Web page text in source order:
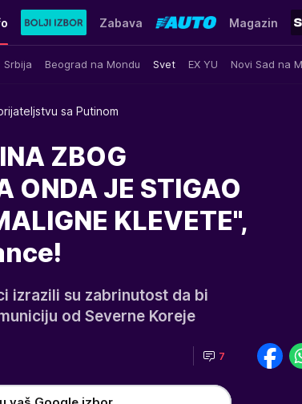
Srbija Beograd na Mondu Svet EX YU Novi Sad na
Zabava Magazin
sa Putinom
ZBOG
ONDA JE STIGAO
KLEVETE",
izrazili su zabrinutost da bi
od Severne Koreje
7